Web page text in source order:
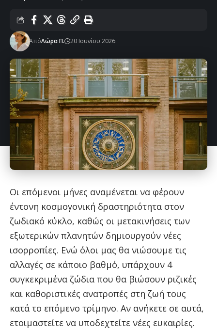
ΑπόΛώρα Π. 20 Ιουνίου 2026
Οι επόμενοι μήνες αναμένεται να φέρουν
έντονη κοσμογονική δραστηριότητα στον
ζωδιακό κύκλο, καθώς οι μετακινήσεις των
εξωτερικών πλανητών δημιουργούν νέες
ισορροπίες. Ενώ όλοι μας θα νιώσουμε τις
αλλαγές σε κάποιο βαθμό, υπάρχουν 4
συγκεκριμένα ζώδια που θα βιώσουν ριζικές
και καθοριστικές ανατροπές στη ζωή τους
κατά το επόμενο τρίμηνο. Αν ανήκετε σε αυτά,
ετοιμαστείτε να υποδεχτείτε νέες ευκαιρίες.